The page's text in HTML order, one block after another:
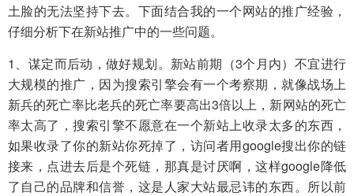
土脸的无法坚持下去。下面结合我的一个网站的推广经验，
仔细分析下在新站推广中的一些问题。
1、谋定而后动，做好规划。新站前期（3个月内）不宜进行
大规模的推广，因为搜索引擎会有一个考察期，就像战场上
新兵的死亡率比老兵的死亡率要高出3倍以上，新网站的死亡
率太高了，搜索引擎不愿意在一个新站上收录太多的东西，
如果收录了你的新站你死掉了，访问者用google搜出你的链
接来，点进去后是个死链，那真是讨厌啊，这样google降低
了自己的品牌和信誉，这是人家大站最忌讳的东西。所以前